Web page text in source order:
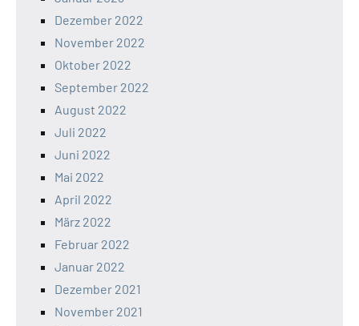
Dezember 2022
November 2022
Oktober 2022
September 2022
August 2022
Juli 2022
Juni 2022
Mai 2022
April 2022
März 2022
Februar 2022
Januar 2022
Dezember 2021
November 2021